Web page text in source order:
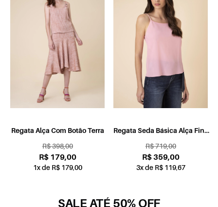
Regata Alça Com Botão Terra
R$ 398,00
R$ 179,00
1x de R$ 179,00
Regata Seda Básica Alça Fina
R$ 719,00
R$ 359,00
3x de R$ 119,67
SALE ATÉ 50% OFF